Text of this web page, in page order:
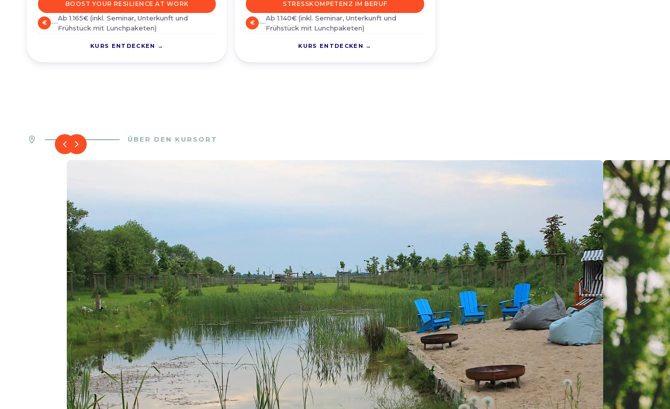
BOOST YOUR RESILIENCE AT WORK
euro
Ab 1.165€ (inkl. Seminar, Unterkunft und
Frühstück mit Lunchpaketen)
KURS ENTDECKEN →
STRESSKOMPETENZ IM BERUF
euro
Ab 1.140€ (inkl. Seminar, Unterkunft und
Frühstück mit Lunchpaketen)
KURS ENTDECKEN →
location_on ÜBER DEN KURSORT